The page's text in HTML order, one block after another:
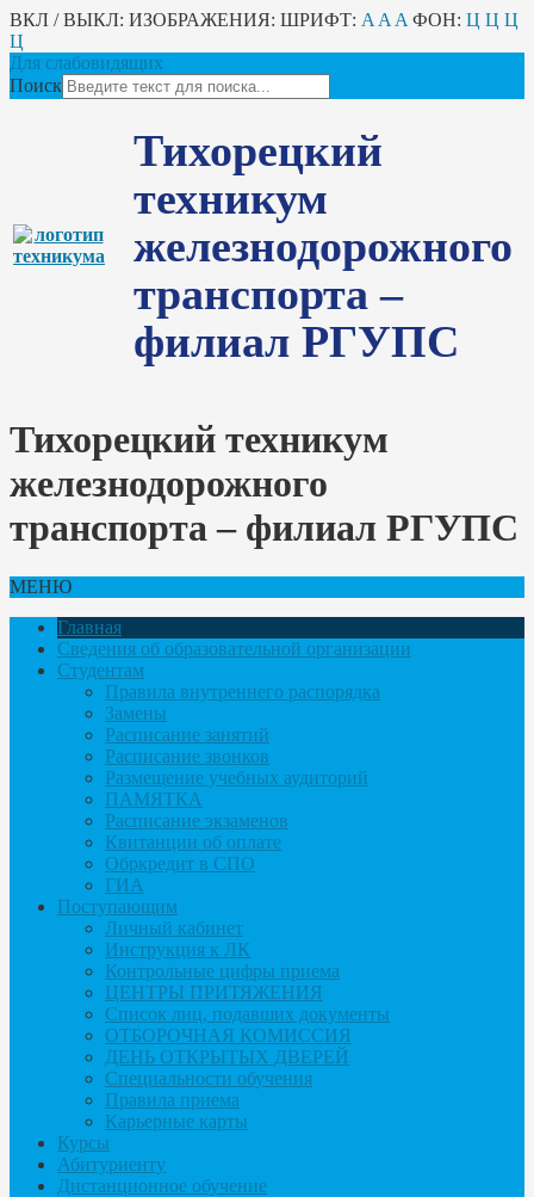
ВКЛ / ВЫКЛ: ИЗОБРАЖЕНИЯ: ШРИФТ: A A A ФОН: Ц Ц Ц
Ц
Для слабовидящих
Поиск
Тихорецкий
техникум
железнодорожного
транспорта –
филиал РГУПС
Тихорецкий техникум
железнодорожного
транспорта – филиал РГУПС
МЕНЮ
Главная
Сведения об образовательной организации
Студентам
Правила внутреннего распорядка
Замены
Расписание занятий
Расписание звонков
Размещение учебных аудиторий
ПАМЯТКА
Расписание экзаменов
Квитанции об оплате
Обркредит в СПО
ГИА
Поступающим
Личный кабинет
Инструкция к ЛК
Контрольные цифры приема
ЦЕНТРЫ ПРИТЯЖЕНИЯ
Список лиц, подавших документы
ОТБОРОЧНАЯ КОМИССИЯ
ДЕНЬ ОТКРЫТЫХ ДВЕРЕЙ
Специальности обучения
Правила приема
Карьерные карты
Курсы
Абитуриенту
Дистанционное обучение